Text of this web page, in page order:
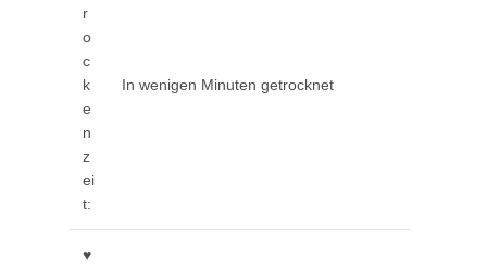
r
o
c
k
e
n
z
ei
t:
In wenigen Minuten getrocknet
♥